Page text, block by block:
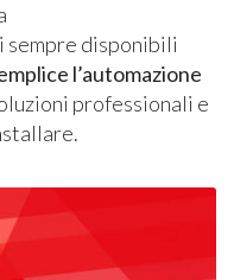
sempre disponibili
l’automazione
professionali e